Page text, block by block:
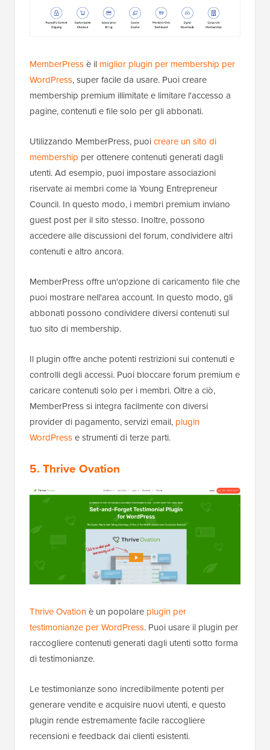
MemberPressè il miglior plugin per membership per
WordPress, super facile da usare. Puoi creare
membership premium illimitate e limitare l'accesso a
pagine, contenuti e file solo per gli abbonati.
Utilizzando MemberPress, puoicreare un sito di
membership per ottenere contenuti generati dagli
utenti. Ad esempio, puoi impostare associazioni
riservate ai membri come la Young Entrepreneur
Council. In questo modo, i membri premium inviano
guest post per il sito stesso. Inoltre, possono
accedere alle discussioni del forum, condividere altri
contenuti e altro ancora.
MemberPress offre un'opzione di caricamento file che
puoi mostrare nell'area account. In questo modo, gli
abbonati possono condividere diversi contenuti sul
tuo sito di membership.
Il plugin offre anche potenti restrizioni sui contenuti e
controlli degli accessi. Puoi bloccare forum premium e
caricare contenuti solo per i membri. Oltre a ciò,
MemberPress si integra facilmente con diversi
provider di pagamento, servizi email, plugin
WordPresse strumenti di terze parti.
5. Thrive Ovation
Thrive Ovationè un popolare plugin per
testimonianze per WordPress. Puoi usare il plugin per
raccogliere contenuti generati dagli utenti sotto forma
di testimonianze.
Le testimonianze sono incredibilmente potenti per
generare vendite e acquisire nuovi utenti, e questo
plugin rende estremamente facile raccogliere
recensioni e feedback dai clienti esistenti.